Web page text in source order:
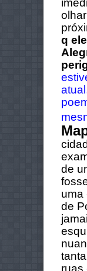
q
de
uma
de
ruas